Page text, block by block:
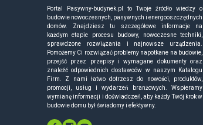
Portal Pasywny-budynek.pl to Twoje źródło wiedzy o
budowie nowoczesnych, pasywnych i energooszczędnych
domów. Znajdziesz tu szczegółowe informacje na
każdym etapie procesu budowy, nowoczesne techniki,
sprawdzone rozwiązania i najnowsze urządzenia.
Pomożemy Ci rozwiązać problemy napotkane na budowie,
przejść przez przepisy i wymagane dokumenty oraz
znaleźć odpowiednich dostawców w naszym Katalogu
Firm. Z nami łatwo dotrzesz do nowości, produktów,
promocji, usług i wydarzeń branżowych. Wspieramy
wymianę informacji i doświadczeń, aby każdy Twój krok w
budowie domu był świadomy i efektywny.